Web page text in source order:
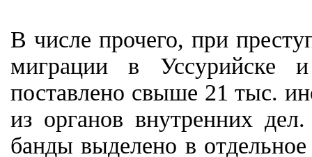
В числе прочего, при
миграции в Уссурийске
поставлено свыше 21 тыс.
из органов внутренних
банды выделено в